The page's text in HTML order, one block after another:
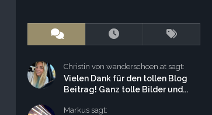
Christin von wanderschoen.at sagt:
Vielen Dank für den tollen Blog
Beitrag! Ganz tolle Bilder und...
Markus sagt: